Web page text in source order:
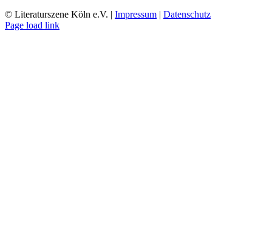
© Literaturszene Köln e.V. | Impressum | Datenschutz
Page load link